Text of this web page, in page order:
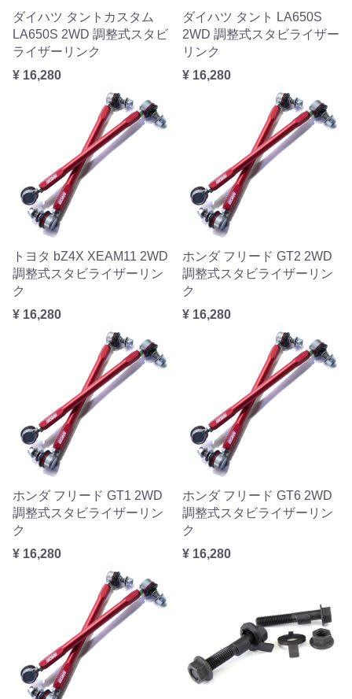
ダイハツ タントカスタム
LA650S 2WD 調整式スタビ
ライザーリンク
¥ 16,280
ダイハツ タント LA650S
2WD 調整式スタビライザー
リンク
¥ 16,280
トヨタ bZ4X XEAM11 2WD
調整式スタビライザーリン
ク
¥ 16,280
ホンダ フリード GT2 2WD
調整式スタビライザーリン
ク
¥ 16,280
ホンダ フリード GT1 2WD
調整式スタビライザーリン
ク
¥ 16,280
ホンダ フリード GT6 2WD
調整式スタビライザーリン
ク
¥ 16,280